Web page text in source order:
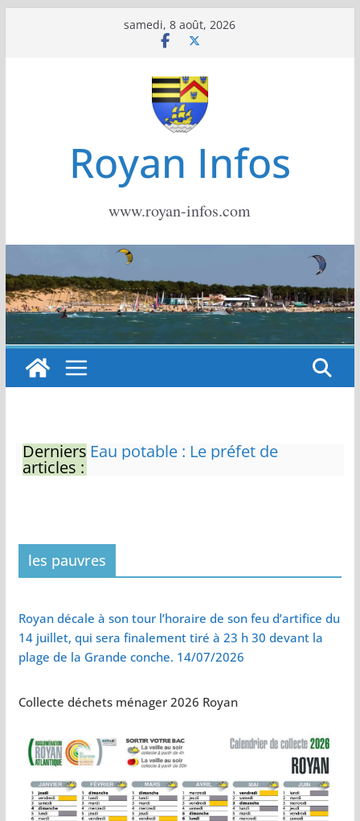
samedi, 8 août, 2026
Royan Infos
www.royan-infos.com
Derniers
articles :
Eau potable : Le préfet de
pelouse de 12h à 16h à partir du
7 juin
Naissance exceptionnelle de
Vol de deux bébés primates
tamarins empereurs au zoo de
La Palmyre
les pauvres
Royan décale à son tour l’horaire de son feu d’artifice du
14 juillet, qui sera finalement tiré à 23 h 30 devant la
plage de la Grande conche. 14/07/2026
Collecte déchets ménager 2026 Royan